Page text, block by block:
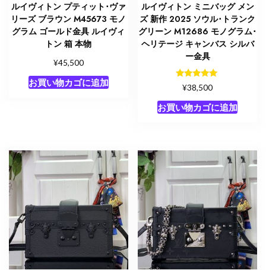
ルイヴィトン プティット･ヴァ
リーズ ブラウン M45673 モノ
グラム ゴールド金具 ルイヴィ
トン 箱 本物
¥45,500
お買い物カゴに追加
ルイヴィトン ミニバッグ メン
ズ 新作 2025 ソウル･トランク
グリーン M12686 モノグラム･
ヘリテージ キャンバス シルバ
ー金具
5段階中
5.00
の評価
¥38,500
お買い物カゴに追加